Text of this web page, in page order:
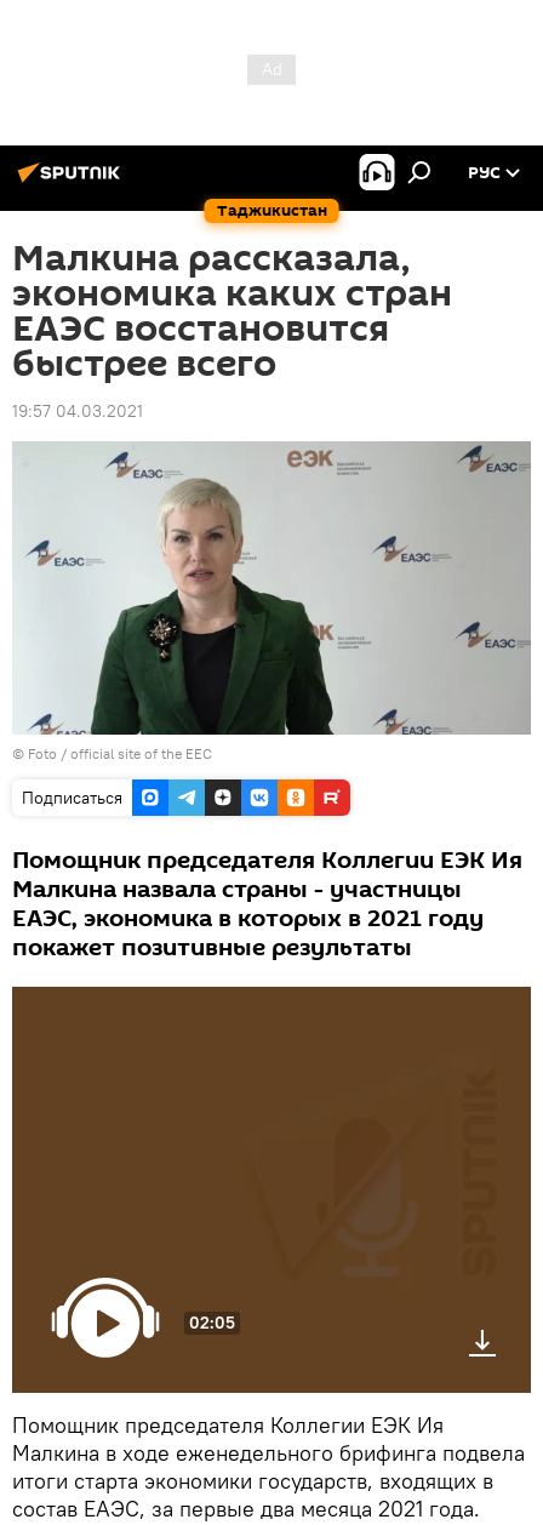
Таджикистан
РУС
Малкина рассказала,
экономика каких стран
ЕАЭС восстановится
быстрее всего
19:57 04.03.2021
© Foto / official site of the EEC
Подписаться
Помощник председателя Коллегии ЕЭК Ия
Малкина назвала страны - участницы
ЕАЭС, экономика в которых в 2021 году
покажет позитивные результаты
02:05
Помощник председателя Коллегии ЕЭК Ия
Малкина в ходе еженедельного брифинга подвела
итоги старта экономики государств, входящих в
состав ЕАЭС, за первые два месяца 2021 года.